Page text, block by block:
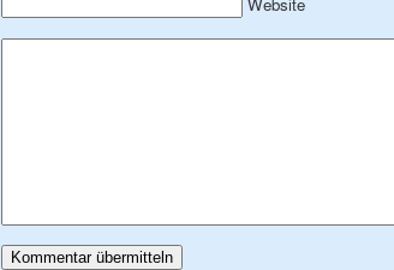
Website